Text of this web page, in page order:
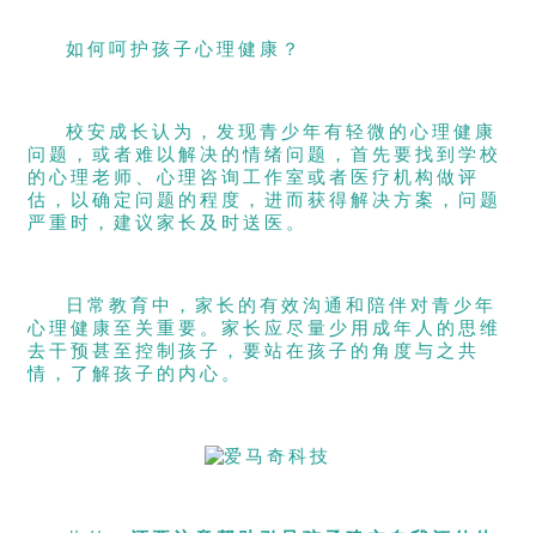
如何呵护孩子心理健康？
校安成长认为，发现青少年有轻微的心理健康
问题，或者难以解决的情绪问题，首先要找到学校
的心理老师、心理咨询工作室或者医疗机构做评
估，以确定问题的程度，进而获得解决方案，问题
严重时，建议家长及时送医。
日常教育中，家长的有效沟通和陪伴对青少年
心理健康至关重要。家长应尽量少用成年人的思维
去干预甚至控制孩子，要站在孩子的角度与之共
情，了解孩子的内心。